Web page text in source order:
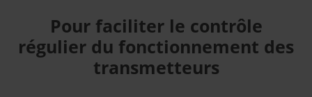
Pour faciliter le contrôle
régulier du fonctionnement des
transmetteurs